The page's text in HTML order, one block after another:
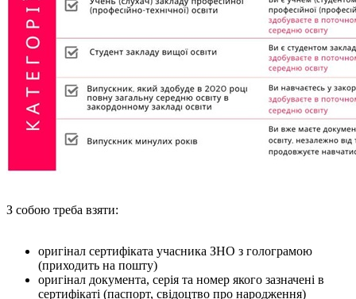
З собою треба взяти:
оригінал сертифіката учасника ЗНО з голограмою
(приходить на пошту)
оригінал документа, серія та номер якого зазначені в
сертифікаті (паспорт, свідоцтво про народження)